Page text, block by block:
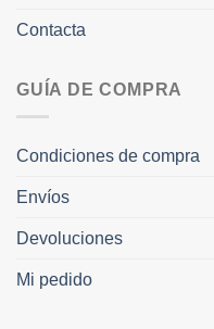
Contacta
GUÍA DE COMPRA
Condiciones de compra
Envíos
Devoluciones
Mi pedido